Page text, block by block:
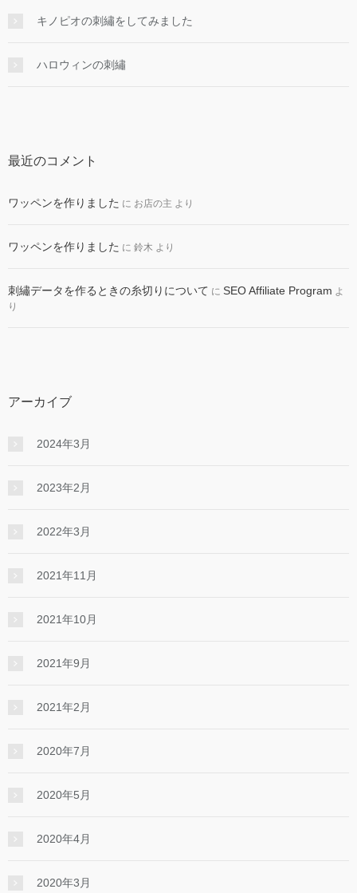
キノピオの刺繡をしてみました
ハロウィンの刺繡
最近のコメント
ワッペンを作りました に お店の主 より
ワッペンを作りました に 鈴木 より
刺繡データを作るときの糸切りについて に SEO Affiliate Program よ
り
アーカイブ
2024年3月
2023年2月
2022年3月
2021年11月
2021年10月
2021年9月
2021年2月
2020年7月
2020年5月
2020年4月
2020年3月